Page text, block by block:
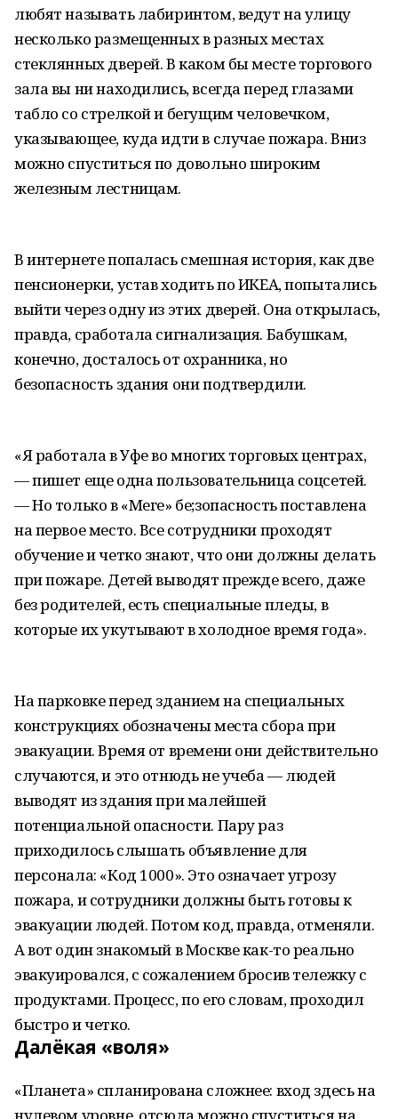
любят называть лабиринтом, ведут на улицу
несколько размещенных в разных местах
стеклянных дверей. В каком бы месте торгового
зала вы ни находились, всегда перед глазами
табло со стрелкой и бегущим человечком,
указывающее, куда идти в случае пожара. Вниз
можно спуститься по довольно широким
железным лестницам.
В интернете попалась смешная история, как две
пенсионерки, устав ходить по ИКЕА, попытались
выйти через одну из этих дверей. Она открылась,
правда, сработала сигнализация. Бабушкам,
конечно, досталось от охранника, но
безопасность здания они подтвердили.
«Я работала в Уфе во многих торговых центрах,
— пишет еще одна пользовательница соцсетей.
— Но только в «Меге» бе;зопасность поставлена
на первое место. Все сотрудники проходят
обучение и четко знают, что они должны делать
при пожаре. Детей выводят прежде всего, даже
без родителей, есть специальные пледы, в
которые их укутывают в холодное время года».
На парковке перед зданием на специальных
конструкциях обозначены места сбора при
эвакуации. Время от времени они действительно
случаются, и это отнюдь не учеба — людей
выводят из здания при малейшей
потенциальной опасности. Пару раз
приходилось слышать объявление для
персонала: «Код 1000». Это означает угрозу
пожара, и сотрудники должны быть готовы к
эвакуации людей. Потом код, правда, отменяли.
А вот один знакомый в Москве как-то реально
эвакуировался, с сожалением бросив тележку с
продуктами. Процесс, по его словам, проходил
быстро и четко.
Далёкая «воля»
«Планета» спланирована сложнее: вход здесь на